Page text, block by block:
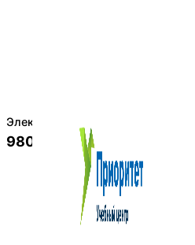
Электромеханик по ремонту и
9800 руб.